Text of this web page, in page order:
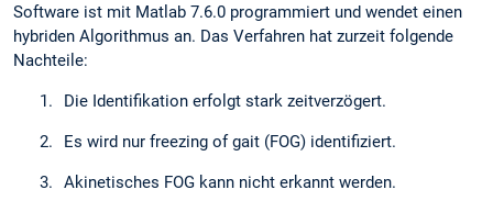
Software ist mit Matlab 7.6.0 programmiert und wendet einen
hybriden Algorithmus an. Das Verfahren hat zurzeit folgende
Nachteile:
1. Die Identifikation erfolgt stark zeitverzögert.
2. Es wird nur freezing of gait (FOG) identifiziert.
3. Akinetisches FOG kann nicht erkannt werden.